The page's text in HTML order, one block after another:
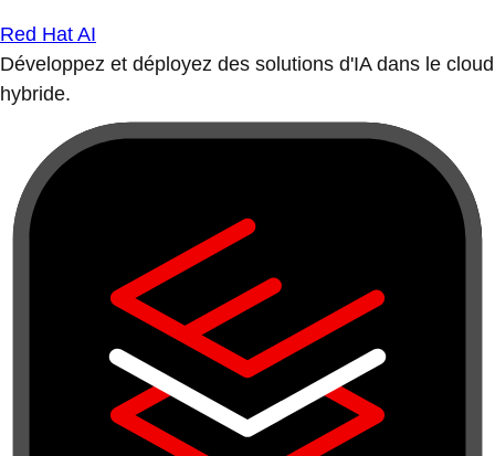
Red Hat AI
Développez et déployez des solutions d'IA dans le cloud
hybride.